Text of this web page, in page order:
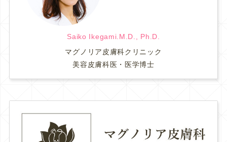
Saiko Ikegami.M.D., Ph.D.
マグノリア皮膚科クリニック
美容皮膚科医・医学博士